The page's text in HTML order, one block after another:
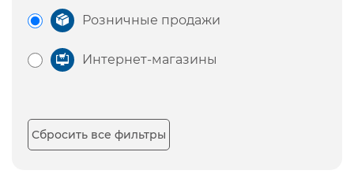
Розничные продажи
Интернет-магазины
Сбросить все фильтры